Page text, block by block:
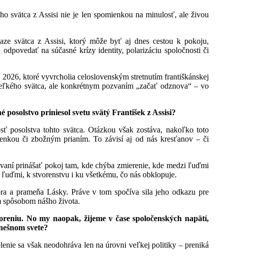
svätca z Assisi nie je len spomienkou na minulosť, ale živou
svätca z Assisi, ktorý môže byť aj dnes cestou k pokoju,
na súčasné krízy identity, polarizáciu spoločnosti či
ktoré vyvrcholia celoslovenským stretnutím františkánskej
svätca, ale konkrétnym pozvaním „začať odznova“ – vo
priniesol svetu svätý František z Assisi?
posolstva tohto svätca. Otázkou však zostáva, nakoľko toto
či zbožným prianím. To závisí aj od nás kresťanov – či
prinášať pokoj tam, kde chýba zmierenie, kde medzi ľuďmi
k stvorenstvu i ku všetkému, čo nás obklopuje.
a prameňa Lásky. Práve v tom spočíva sila jeho odkazu pre
nášho života.
No my naopak, žijeme v čase spoločenských napätí,
svete?
sa však neodohráva len na úrovni veľkej politiky – preniká